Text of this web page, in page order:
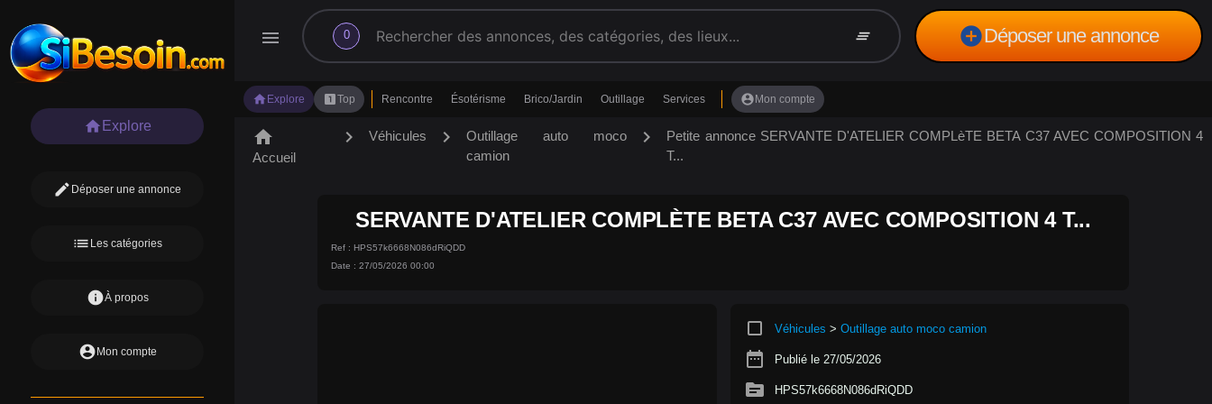
menu 0
search clear_all add_circleDéposer une annonce
home Explore looks_oneTop Rencontre Ésotérisme Brico/Jardin Outillage Services account_circle Mon compte
home Explore
edit Déposer une annonce
list Les catégories
infoÀ propos
account_circle Mon compte
home
Accueil
chevron_right Véhicules chevron_right
Outillage auto moco
camion
chevron_right
Petite annonce SERVANTE D'ATELIER COMPLèTE BETA C37 AVEC COMPOSITION 4
T...
SERVANTE D'ATELIER COMPLÈTE BETA C37 AVEC COMPOSITION 4 T...
Ref : HPS57k6668N086dRiQDD
Date : 27/05/2026 00:00
crop_square Véhicules > Outillage auto moco camion
date_range Publié le 27/05/2026
source HPS57k6668N086dRiQDD